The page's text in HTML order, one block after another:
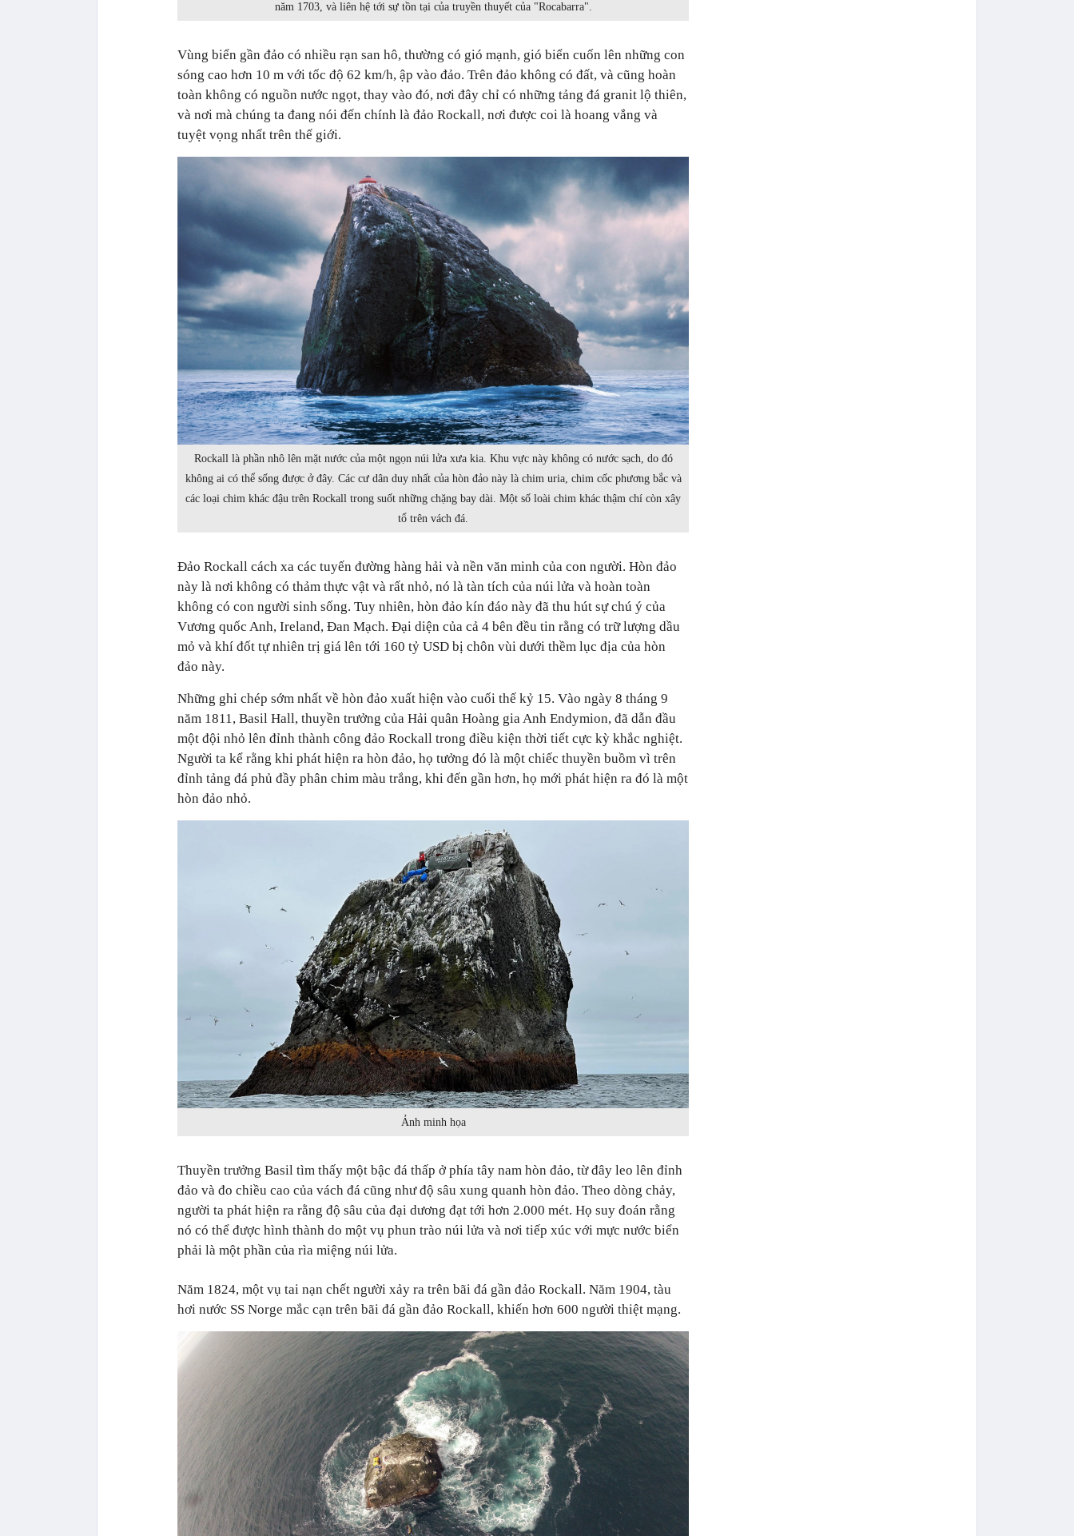
năm 1703, và liên hệ tới sự tồn tại của truyền thuyết của "Rocabarra".
Vùng biển gần đảo có nhiều rạn san hô, thường có gió mạnh, gió biển cuốn lên những con
sóng cao hơn 10 m với tốc độ 62 km/h, ập vào đảo. Trên đảo không có đất, và cũng hoàn
toàn không có nguồn nước ngọt, thay vào đó, nơi đây chỉ có những tảng đá granit lộ thiên,
và nơi mà chúng ta đang nói đến chính là đảo Rockall, nơi được coi là hoang vắng và
tuyệt vọng nhất trên thế giới.
Rockall là phần nhô lên mặt nước của một ngọn núi lửa xưa kia. Khu vực này không có nước sạch, do đó
không ai có thể sống được ở đây. Các cư dân duy nhất của hòn đảo này là chim uria, chim cốc phương bắc và
các loại chim khác đậu trên Rockall trong suốt những chặng bay dài. Một số loài chim khác thậm chí còn xây
tổ trên vách đá.
Đảo Rockall cách xa các tuyến đường hàng hải và nền văn minh của con người. Hòn đảo
này là nơi không có thảm thực vật và rất nhỏ, nó là tàn tích của núi lửa và hoàn toàn
không có con người sinh sống. Tuy nhiên, hòn đảo kín đáo này đã thu hút sự chú ý của
Vương quốc Anh, Ireland, Đan Mạch. Đại diện của cả 4 bên đều tin rằng có trữ lượng dầu
mỏ và khí đốt tự nhiên trị giá lên tới 160 tỷ USD bị chôn vùi dưới thềm lục địa của hòn
đảo này.
Những ghi chép sớm nhất về hòn đảo xuất hiện vào cuối thế kỷ 15. Vào ngày 8 tháng 9
năm 1811, Basil Hall, thuyền trưởng của Hải quân Hoàng gia Anh Endymion, đã dẫn đầu
một đội nhỏ lên đỉnh thành công đảo Rockall trong điều kiện thời tiết cực kỳ khắc nghiệt.
Người ta kể rằng khi phát hiện ra hòn đảo, họ tưởng đó là một chiếc thuyền buồm vì trên
đỉnh tảng đá phủ đầy phân chim màu trắng, khi đến gần hơn, họ mới phát hiện ra đó là một
hòn đảo nhỏ.
Ảnh minh họa
Thuyền trưởng Basil tìm thấy một bậc đá thấp ở phía tây nam hòn đảo, từ đây leo lên đỉnh
đảo và đo chiều cao của vách đá cũng như độ sâu xung quanh hòn đảo. Theo dòng chảy,
người ta phát hiện ra rằng độ sâu của đại dương đạt tới hơn 2.000 mét. Họ suy đoán rằng
nó có thể được hình thành do một vụ phun trào núi lửa và nơi tiếp xúc với mực nước biển
phải là một phần của rìa miệng núi lửa.
Năm 1824, một vụ tai nạn chết người xảy ra trên bãi đá gần đảo Rockall. Năm 1904, tàu
hơi nước SS Norge mắc cạn trên bãi đá gần đảo Rockall, khiến hơn 600 người thiệt mạng.